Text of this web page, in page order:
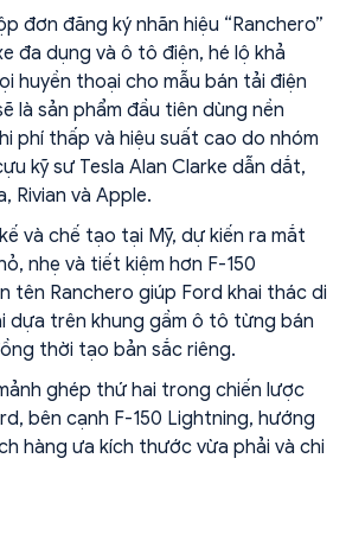
đơn đăng ký nhãn hiệu “Ranchero”
đa dụng và ô tô điện, hé lộ khả
huyền thoại cho mẫu bán tải điện
là sản phẩm đầu tiên dùng nền
phí thấp và hiệu suất cao do nhóm
kỹ sư Tesla Alan Clarke dẫn dắt,
Rivian và Apple.
và chế tạo tại Mỹ, dự kiến ra mắt
nhẹ và tiết kiệm hơn F-150
tên Ranchero giúp Ford khai thác di
dựa trên khung gầm ô tô từng bán
thời tạo bản sắc riêng.
ghép thứ hai trong chiến lược
bên cạnh F-150 Lightning, hướng
hàng ưa kích thước vừa phải và chi